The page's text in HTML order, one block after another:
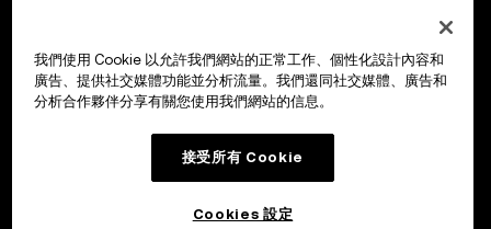
我們使用 Cookie 以允許我們網站的正常工作、個性化設計內容和
廣告、提供社交媒體功能並分析流量。我們還同社交媒體、廣告和
分析合作夥伴分享有關您使用我們網站的信息。
接受所有 Cookie
Cookies 設定